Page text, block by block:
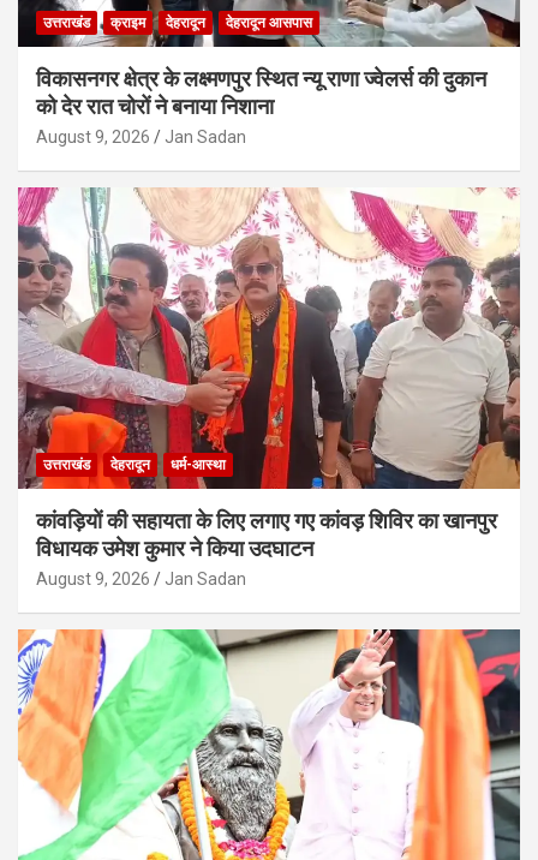
उत्तराखंड क्राइम देहरादून देहरादून आसपास
विकासनगर क्षेत्र के लक्ष्मणपुर स्थित न्यू राणा ज्वेलर्स की दुकान
को देर रात चोरों ने बनाया निशाना
August 9, 2026 Jan Sadan
उत्तराखंड देहरादून धर्म-आस्था
कांवड़ियों की सहायता के लिए लगाए गए कांवड़ शिविर का खानपुर
विधायक उमेश कुमार ने किया उदघाटन
August 9, 2026 Jan Sadan